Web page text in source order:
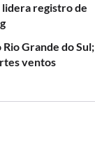
lidera registro de
Grande do Sul;
ventos